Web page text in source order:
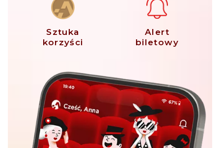
Sztuka
korzyści
Alert
biletowy